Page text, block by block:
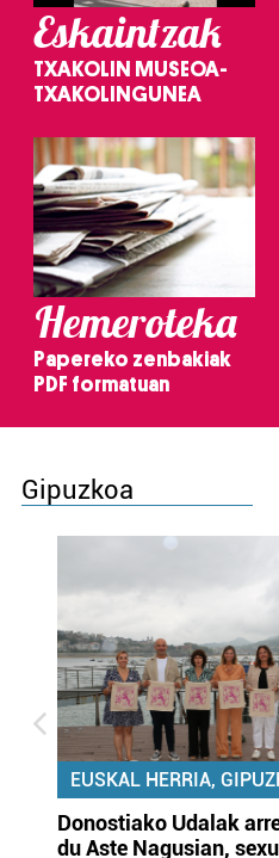
Eskaintzak
TXAKOLIN MUSEOA-
TXAKOLINGUNEA
Hemeroteka
Papereko zenbakiak
PDF formatuan
Gipuzkoa
EUSKAL HERRIA,
Donostiako Udalak
du Aste Nagusian,